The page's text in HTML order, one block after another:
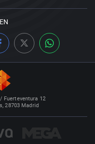
Fuerteventura 12
28703 Madrid